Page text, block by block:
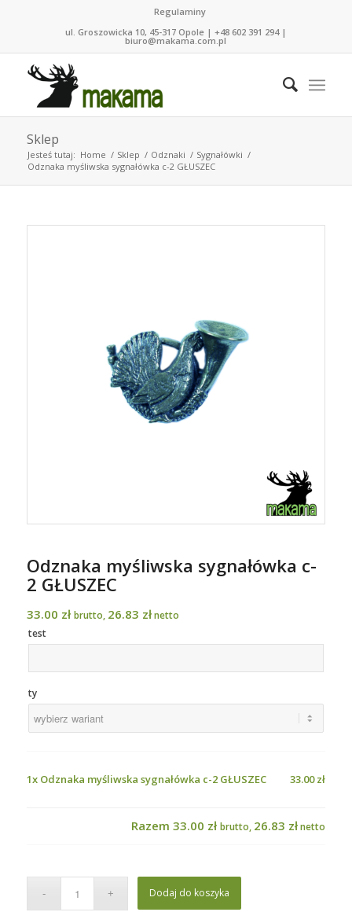
Regulaminy
ul. Groszowicka 10, 45-317 Opole | +48 602 391 294 |
biuro@makama.com.pl
Sklep
Jesteś tutaj: Home / Sklep / Odznaki / Sygnałówki /
Odznaka myśliwska sygnałówka c-2 GŁUSZEC
Odznaka myśliwska sygnałówka c-
2 GŁUSZEC
33.00 zł brutto, 26.83 złnetto
test
ty
1x Odznaka myśliwska sygnałówka c-2 GŁUSZEC 33.00 zł
Razem33.00 zł brutto, 26.83 złnetto
Dodaj do koszyka